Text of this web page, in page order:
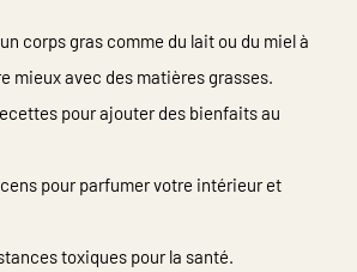
corps gras comme du lait ou du miel à
mieux avec des matières grasses.
pour ajouter des bienfaits au
pour parfumer votre intérieur et
toxiques pour la santé.